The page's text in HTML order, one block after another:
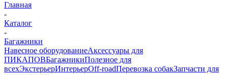
Главная
-
Каталог
-
Багажники
Навесное оборудованиеАксессуары для
ПИКАПОВБагажникиПолезное для
всехЭкстерьерИнтерьерOff-roadПеревозка собакЗапчасти для